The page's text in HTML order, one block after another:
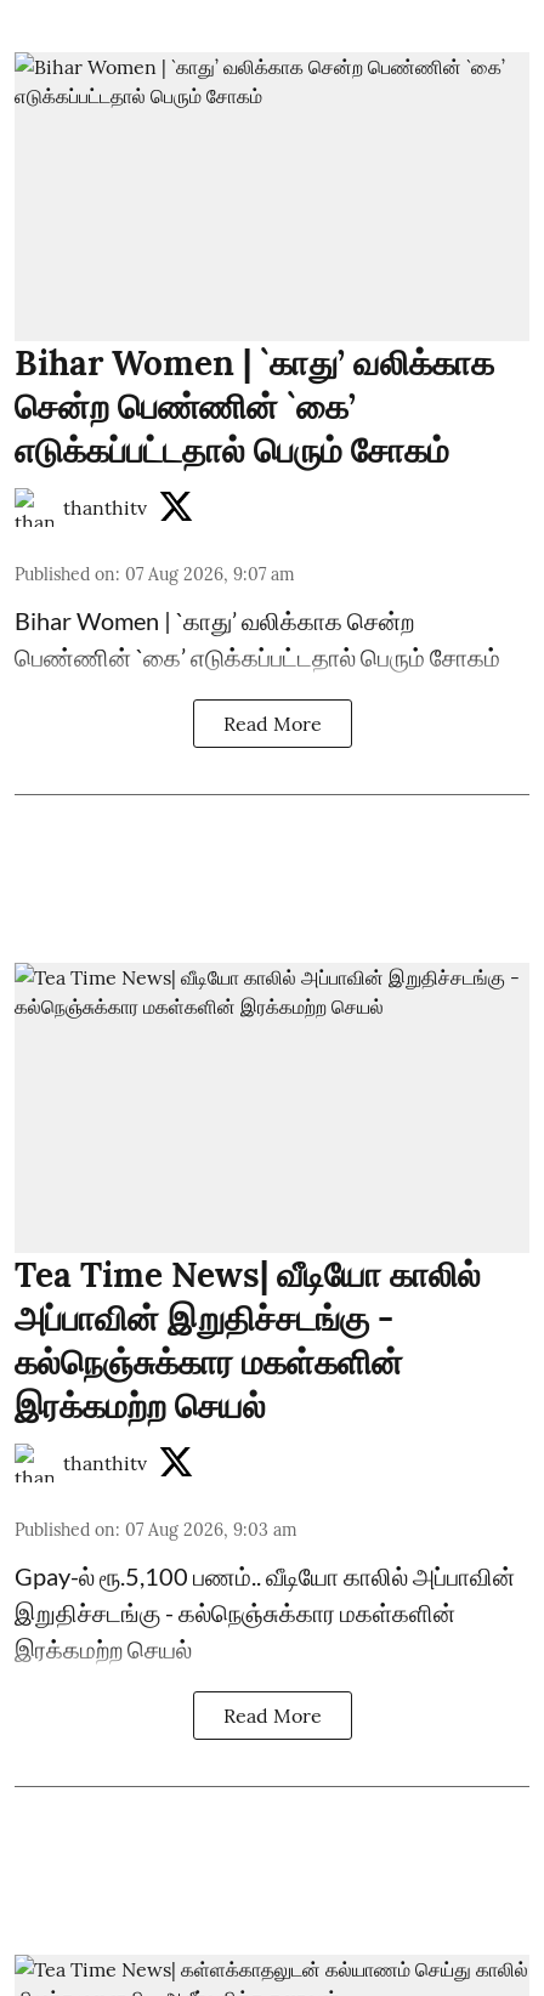
Bihar Women | `காது’ வலிக்காக
சென்ற பெண்ணின் `கை’
எடுக்கப்பட்டதால் பெரும் சோகம்
thanthitv
Published on: 07 Aug 2026, 9:07 am
Bihar Women | `காது’ வலிக்காக சென்ற
பெண்ணின் `கை’ எடுக்கப்பட்டதால் பெரும் சோகம்
Read More
Tea Time News| வீடியோ காலில்
அப்பாவின் இறுதிச்சடங்கு -
கல்நெஞ்சுக்கார மகள்களின்
இரக்கமற்ற செயல்
thanthitv
Published on: 07 Aug 2026, 9:03 am
Gpay-ல் ரூ.5,100 பணம்.. வீடியோ காலில் அப்பாவின்
இறுதிச்சடங்கு - கல்நெஞ்சுக்கார மகள்களின்
இரக்கமற்ற செயல்
Read More